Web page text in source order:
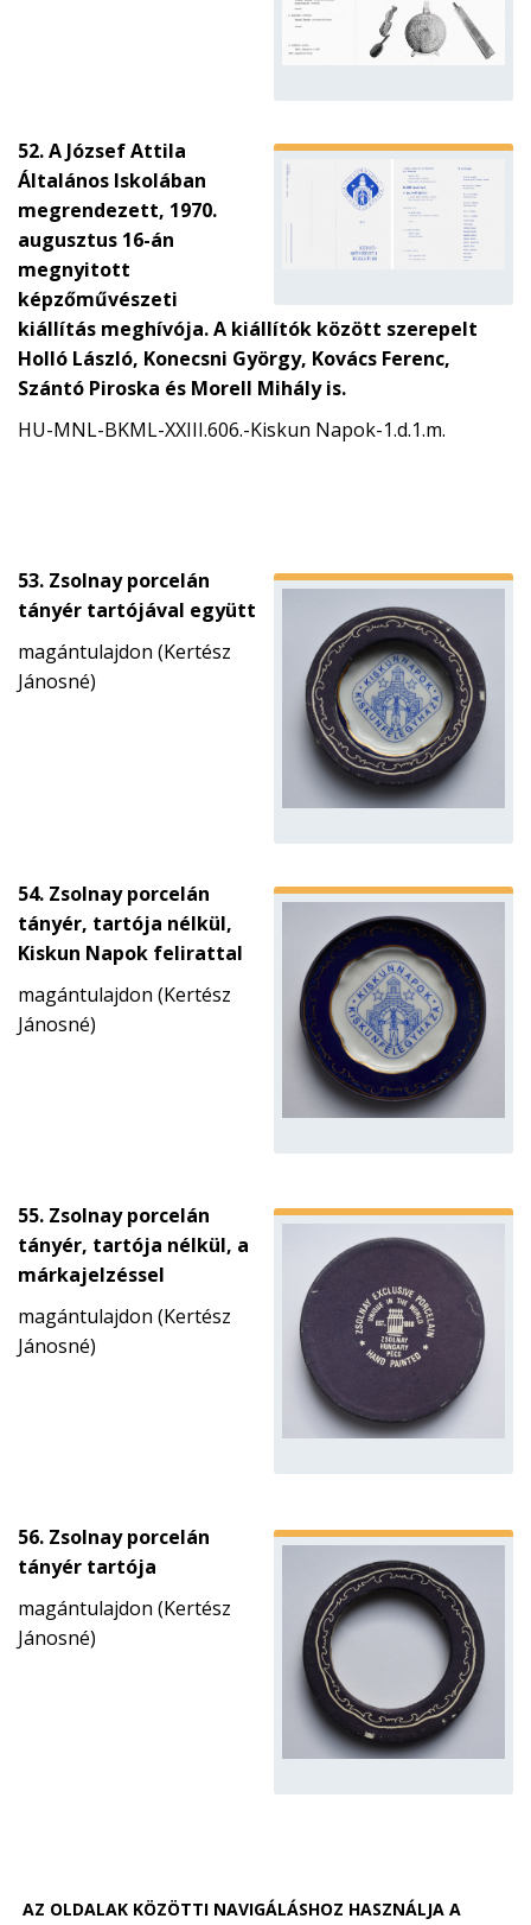
52. A József Attila
Általános Iskolában
megrendezett, 1970.
augusztus 16-án
megnyitott
képzőművészeti
kiállítás meghívója. A kiállítók között szerepelt
Holló László, Konecsni György, Kovács Ferenc,
Szántó Piroska és Morell Mihály is.
HU-MNL-BKML-XXIII.606.-Kiskun Napok-1.d.1.m.
53. Zsolnay porcelán
tányér tartójával együtt
magántulajdon (Kertész
Jánosné)
54. Zsolnay porcelán
tányér, tartója nélkül,
Kiskun Napok felirattal
magántulajdon (Kertész
Jánosné)
55. Zsolnay porcelán
tányér, tartója nélkül, a
márkajelzéssel
magántulajdon (Kertész
Jánosné)
56. Zsolnay porcelán
tányér tartója
magántulajdon (Kertész
Jánosné)
AZ OLDALAK KÖZÖTTI NAVIGÁLÁSHOZ HASZNÁLJA A